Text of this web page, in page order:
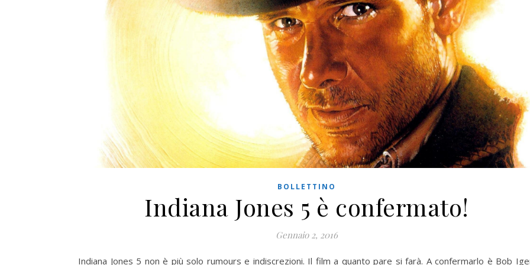
BOLLETTINO
Indiana Jones 5 è confermato!
Gennaio 2, 2016
Indiana Jones 5 non è più solo rumours e indiscrezioni. Il film a quanto pare si farà. A confermarlo è Bob